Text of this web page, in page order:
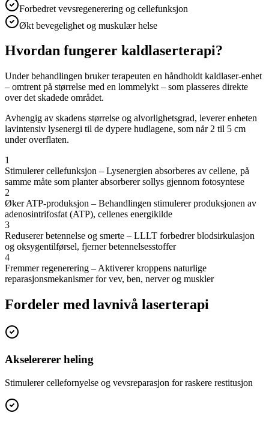
Forbedret vevsregenerering og cellefunksjon
Økt bevegelighet og muskulær helse
Hvordan fungerer kaldlaserterapi?
Under behandlingen bruker terapeuten en håndholdt kaldlaser-enhet
– omtrent på størrelse med en lommelykt – som plasseres direkte
over det skadede området.
Avhengig av skadens størrelse og alvorlighetsgrad, leverer enheten
lavintensiv lysenergi til de dypere hudlagene, som når 2 til 5 cm
under overflaten.
1
Stimulerer cellefunksjon – Lysenergien absorberes av cellene, på
samme måte som planter absorberer sollys gjennom fotosyntese
2
Øker ATP-produksjon – Behandlingen stimulerer produksjonen av
adenosintrifosfat (ATP), cellenes energikilde
3
Reduserer betennelse og smerte – LLLT forbedrer blodsirkulasjon
og oksygentilførsel, fjerner betennelsesstoffer
4
Fremmer regenerering – Aktiverer kroppens naturlige
reparasjonsmekanismer for vev, ben, nerver og muskler
Fordeler med lavnivå laserterapi
Akselererer heling
Stimulerer cellefornyelse og vevsreparasjon for raskere restitusjon